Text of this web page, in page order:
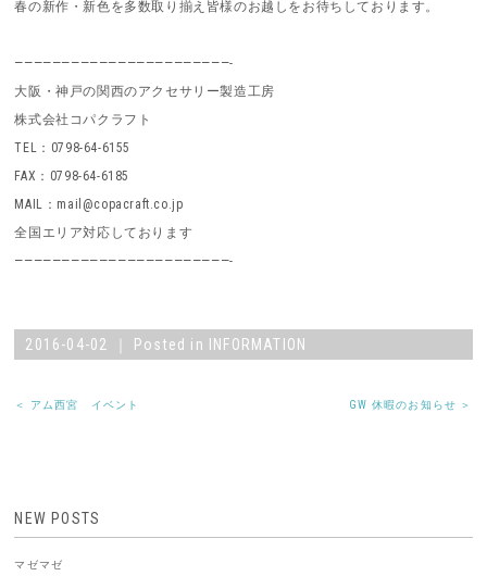
春の新作・新色を多数取り揃え皆様のお越しをお待ちしております。
———————————————————————-
大阪・神戸の関西のアクセサリー製造工房
株式会社コパクラフト
TEL：0798-64-6155
FAX：0798-64-6185
MAIL：mail@copacraft.co.jp
全国エリア対応しております
———————————————————————-
2016-04-02 ｜ Posted in INFORMATION
＜ アム西宮 イベント GW 休暇のお知らせ ＞
NEW POSTS
マゼマゼ